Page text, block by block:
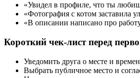
«Увидел в профиле, что ты
«Фотография с котом заставила
«В описании написано про
Короткий чек-лист перед
Уведомить друга о месте и
Выбрать публичное место и